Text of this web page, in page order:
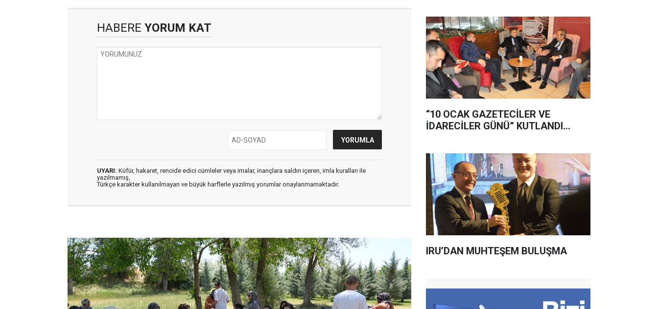
HABERE YORUM KAT
UYARI: Küfür, hakaret, rencide edici cümleler veya imalar, inançlara saldırı içeren, imla kuralları ile
yazılmamış,
Türkçe karakter kullanılmayan ve büyük harflerle yazılmış yorumlar onaylanmamaktadır.
“10 OCAK GAZETECİLER VE
İDARECİLER GÜNÜ” KUTLANDI...
IRU’DAN MUHTEŞEM BULUŞMA